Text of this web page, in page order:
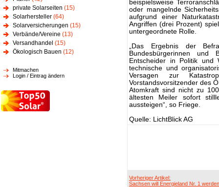
private Solarseiten (15)
Solarhersteller (64)
Solarversicherungen (15)
Verbände/Vereine (13)
Versandhandel (15)
Ökologisch Bauen (12)
Mitmachen
Login / Eintrag ändern
beispielsweise
oder mangelnde
aufgrund einer
Angriffen (drei Prozent)
untergeordnete Rolle.
„Das Ergebnis der
Bundesbürgerinnen und
Entscheider in Politik und
technische und
Versagen zur
Vorstandsvorsitzender des
Atomkraft sind nicht zu
ältesten Meiler sofort
aussteigen“, so Friege.
Quelle: LichtBlick AG
Vorheriger Artikel:
Sachsen will Energieland Nr. 1 werden